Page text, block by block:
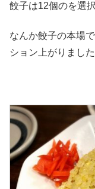
餃子は12個のを選択
なんか餃子の本場
ション上がりまし